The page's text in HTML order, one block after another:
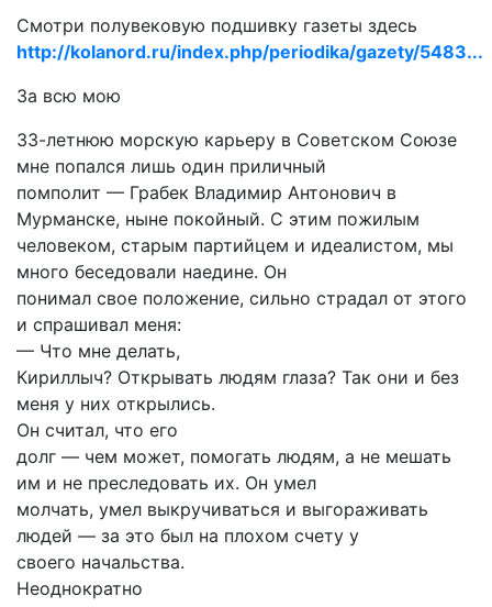
Смотри полувековую подшивку газеты здесь
http://kolanord.ru/index.php/periodika/gazety/5483...
За всю мою
33-летнюю морскую карьеру в Советском Союзе
мне попался лишь один приличный
помполит — Грабек Владимир Антонович в
Мурманске, ныне покойный. С этим пожилым
человеком, старым партийцем и идеалистом, мы
много беседовали наедине. Он
понимал свое положение, сильно страдал от этого
и спрашивал меня:
— Что мне делать,
Кириллыч? Открывать людям глаза? Так они и без
меня у них открылись.
Он считал, что его
долг — чем может, помогать людям, а не мешать
им и не преследовать их. Он умел
молчать, умел выкручиваться и выгораживать
людей — за это был на плохом счету у
своего начальства.
Неоднократно